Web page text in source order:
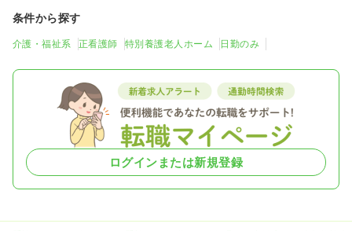
条件から探す
介護・福祉系 正看護師 特別養護老人ホーム 日勤のみ
ログインまたは新規登録